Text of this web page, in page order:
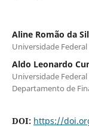
Aline Romão da
Universidade
Aldo Leonardo
Universidade
Departamento de
DOI: https://